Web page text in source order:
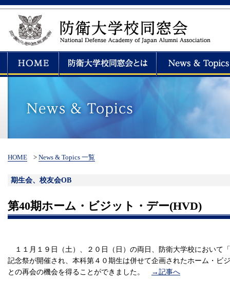
HOME > News & Topics 一覧
期生会、校友会OB
第40期ホーム・ビジット・デー(HVD)
１１月１９日（土）、２０日（日）の両日、防衛大学校において
記念祭が開催され、本科第４０期生は併せて企画されたホーム・ビ
との再会の機会を得ることができました。
→記事へ